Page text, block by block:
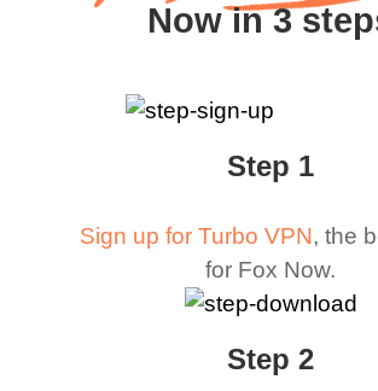
Now in 3
Step 1
Sign up for Turbo VPN, the
for Fox Now.
Step 2